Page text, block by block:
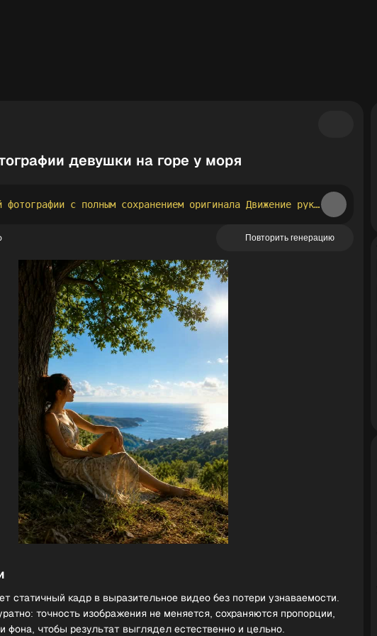
девушки на горе у моря
Оживление исходной фотографии с полным сохранением оригинала Движение руками и головой Точность изображения не меняется
Повторить генерацию
статичный кадр в выразительное видео без потери узнаваемости.
точность изображения не меняется, сохраняются пропорции,
фона, чтобы результат выглядел естественно и цельно.